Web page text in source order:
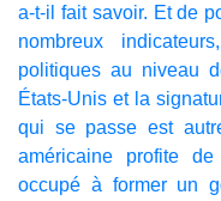
a-t-il fait savoir. Et de
nombreux
politiques au niveau
États-Unis et la
qui se passe est
américaine profite
occupé à former un